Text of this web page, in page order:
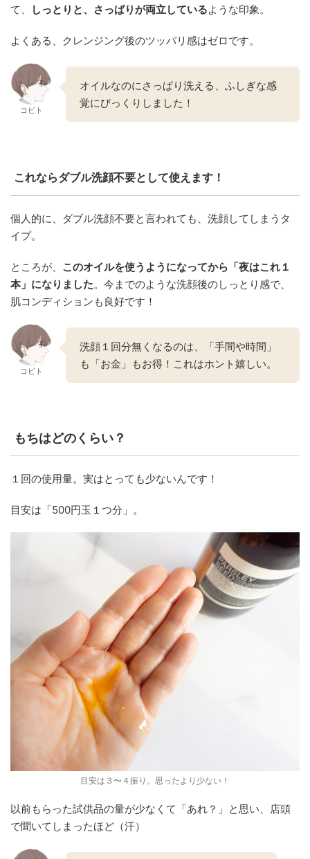
て、
しっとりと、さっぱりが両立しているような印象。
よくある、クレンジング後のツッパリ感はゼロです。
コビト
オイルなのにさっぱり洗える、ふしぎな感
覚にびっくりしました！
これならダブル洗顔不要として使えます！
個人的に、ダブル洗顔不要と言われても、洗顔してしまうタ
イプ。
ところが、 このオイルを使うようになってから「夜はこれ１
本」になりました。今までのような洗顔後のしっとり感で、
肌コンディションも良好です！
コビト
洗顔１回分無くなるのは、「手間や時間」
も「お金」もお得！これはホント嬉しい。
もちはどのくらい？
１回の使用量。実はとっても少ないんです！
目安は「500円玉１つ分」。
目安は３〜４振り。思ったより少ない！
以前もらった試供品の量が少なくて「あれ？」と思い、店頭
で聞いてしまったほど（汗）